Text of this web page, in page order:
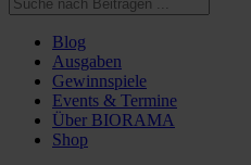
Blog
Ausgaben
Gewinnspiele
Events & Termine
Über BIORAMA
Shop